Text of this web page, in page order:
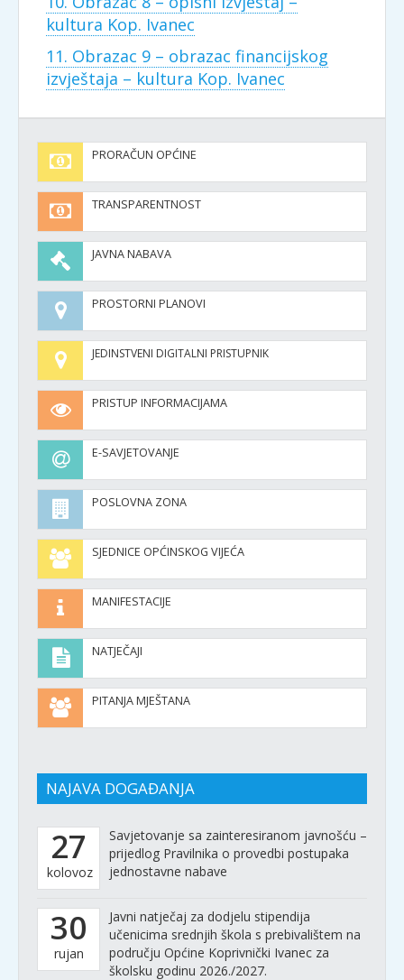
kultura Kop. Ivanec
11. Obrazac 9 – obrazac financijskog
izvještaja – kultura Kop. Ivanec
PRORAČUN OPĆINE
TRANSPARENTNOST
JAVNA NABAVA
PROSTORNI PLANOVI
JEDINSTVENI DIGITALNI PRISTUPNIK
PRISTUP INFORMACIJAMA
E-SAVJETOVANJE
POSLOVNA ZONA
SJEDNICE OPĆINSKOG VIJEĆA
MANIFESTACIJE
NATJEČAJI
PITANJA MJEŠTANA
NAJAVA DOGAĐANJA
27
kolovoz
Savjetovanje sa zainteresiranom javnošću –
prijedlog Pravilnika o provedbi postupaka
jednostavne nabave
30
rujan
Javni natječaj za dodjelu stipendija
učenicima srednjih škola s prebivalištem na
području Općine Koprivnički Ivanec za
školsku godinu 2026./2027.